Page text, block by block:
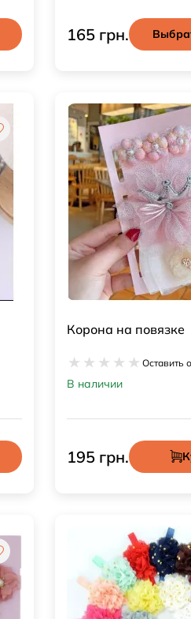
165 грн.
Корона на повязке
Оставить
В наличии
195 грн.